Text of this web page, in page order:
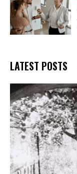
LATEST POSTS